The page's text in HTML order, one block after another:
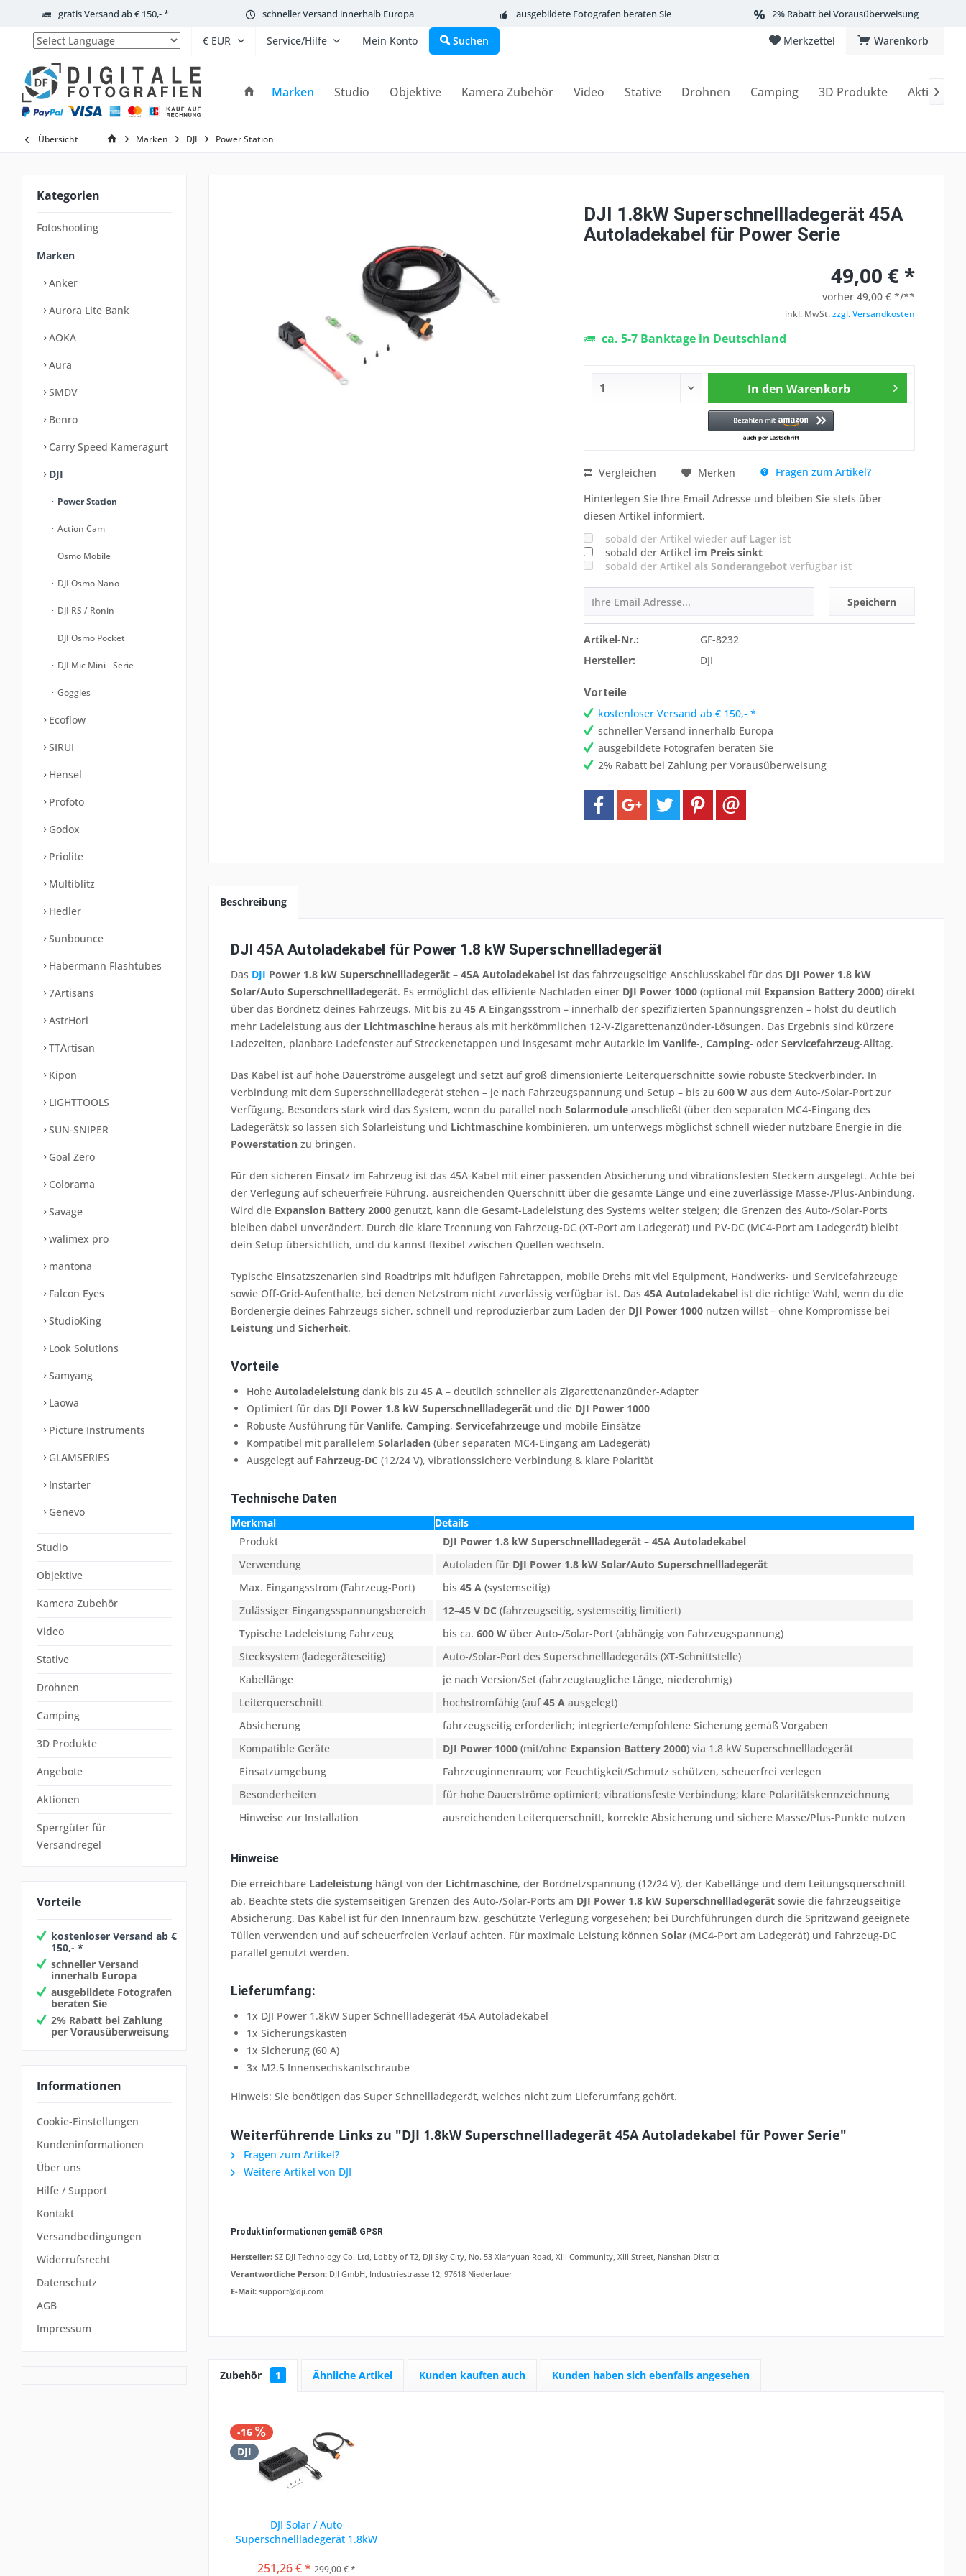
gratis Versand ab € 150,- * schneller Versand innerhalb Europa ausgebildete Fotografen beraten Sie 2% Rabatt bei Vorausüberweisung
Powered by
Warenkorb
Merkzettel
Service/Hilfe Mein Konto Suchen
Marken Studio Objektive Kamera Zubehör Video Stative Drohnen Camping 3D Produkte Aktionen

Übersicht Marken DJI Power Station
Kategorien
Fotoshooting
Marken
Anker
Aurora Lite Bank
AOKA
Aura
SMDV
Benro
Carry Speed Kameragurt
DJI
Power Station
Action Cam
Osmo Mobile
DJI Osmo Nano
DJI RS / Ronin
DJI Osmo Pocket
DJI Mic Mini - Serie
Goggles
Ecoflow
SIRUI
Hensel
Profoto
Godox
Priolite
Multiblitz
Hedler
Sunbounce
Habermann Flashtubes
7Artisans
AstrHori
TTArtisan
Kipon
LIGHTTOOLS
SUN-SNIPER
Goal Zero
Colorama
Savage
walimex pro
mantona
Falcon Eyes
StudioKing
Look Solutions
Samyang
Laowa
Picture Instruments
GLAMSERIES
Instarter
Genevo
Studio
Objektive
Kamera Zubehör
Video
Stative
Drohnen
Camping
3D Produkte
Angebote
Aktionen
Sperrgüter für
Versandregel
Vorteile
kostenloser Versand ab €
150,- *
schneller Versand
innerhalb Europa
ausgebildete Fotografen
beraten Sie
2% Rabatt bei Zahlung
per Vorausüberweisung
Informationen
Cookie-Einstellungen
Kundeninformationen
Über uns
Hilfe / Support
Kontakt
Versandbedingungen
Widerrufsrecht
Datenschutz
AGB
Impressum
DJI 1.8kW Superschnellladegerät 45A
Autoladekabel für Power Serie
49,00 € *
vorher49,00 € */**
inkl. MwSt.zzgl. Versandkosten
ca. 5-7 Banktage in Deutschland
In den Warenkorb
Vergleichen Merken
Fragen zum Artikel?
Hinterlegen Sie Ihre Email Adresse und bleiben Sie stets über
diesen Artikel informiert.
sobald der Artikel wieder auf Lagerist
sobald der Artikel im Preis sinkt
sobald der Artikel als Sonderangebotverfügbar ist
Speichern
Artikel-Nr.:
GF-8232
Hersteller:
DJI
Vorteile
kostenloser Versand ab € 150,- *
schneller Versand innerhalb Europa
ausgebildete Fotografen beraten Sie
2% Rabatt bei Zahlung per Vorausüberweisung
Beschreibung
DJI 45A Autoladekabel für Power 1.8 kW Superschnellladegerät
Das DJI Power 1.8 kW Superschnellladegerät – 45A Autoladekabel ist das fahrzeugseitige Anschlusskabel für das DJI Power 1.8 kW
Solar/Auto Superschnellladegerät. Es ermöglicht das effiziente Nachladen einer DJI Power 1000 (optional mit Expansion Battery 2000) direkt
über das Bordnetz deines Fahrzeugs. Mit bis zu 45 A Eingangsstrom – innerhalb der spezifizierten Spannungsgrenzen – holst du deutlich
mehr Ladeleistung aus der Lichtmaschine heraus als mit herkömmlichen 12-V-Zigarettenanzünder-Lösungen. Das Ergebnis sind kürzere
Ladezeiten, planbare Ladefenster auf Streckenetappen und insgesamt mehr Autarkie im Vanlife-, Camping- oder Servicefahrzeug-Alltag.
Das Kabel ist auf hohe Dauerströme ausgelegt und setzt auf groß dimensionierte Leiterquerschnitte sowie robuste Steckverbinder. In
Verbindung mit dem Superschnellladegerät stehen – je nach Fahrzeugspannung und Setup – bis zu 600 W aus dem Auto-/Solar-Port zur
Verfügung. Besonders stark wird das System, wenn du parallel noch Solarmodule anschließt (über den separaten MC4-Eingang des
Ladegeräts); so lassen sich Solarleistung und Lichtmaschine kombinieren, um unterwegs möglichst schnell wieder nutzbare Energie in die
Powerstation zu bringen.
Für den sicheren Einsatz im Fahrzeug ist das 45A-Kabel mit einer passenden Absicherung und vibrationsfesten Steckern ausgelegt. Achte bei
der Verlegung auf scheuerfreie Führung, ausreichenden Querschnitt über die gesamte Länge und eine zuverlässige Masse-/Plus-Anbindung.
Wird die Expansion Battery 2000 genutzt, kann die Gesamt-Ladeleistung des Systems weiter steigen; die Grenzen des Auto-/Solar-Ports
bleiben dabei unverändert. Durch die klare Trennung von Fahrzeug-DC (XT-Port am Ladegerät) und PV-DC (MC4-Port am Ladegerät) bleibt
dein Setup übersichtlich, und du kannst flexibel zwischen Quellen wechseln.
Typische Einsatzszenarien sind Roadtrips mit häufigen Fahretappen, mobile Drehs mit viel Equip­ment, Handwerks- und Servicefahrzeuge
sowie Off-Grid-Aufenthalte, bei denen Netzstrom nicht zuverlässig verfügbar ist. Das 45A Autoladekabel ist die richtige Wahl, wenn du die
Bordenergie deines Fahrzeugs sicher, schnell und reproduzierbar zum Laden der DJI Power 1000 nutzen willst – ohne Kompromisse bei
Leistung und Sicherheit.
Vorteile
Hohe Autoladeleistung dank bis zu 45 A – deutlich schneller als Zigarettenanzünder-Adapter
Optimiert für das DJI Power 1.8 kW Superschnellladegerät und die DJI Power 1000
Robuste Ausführung für Vanlife, Camping, Servicefahrzeuge und mobile Einsätze
Kompatibel mit parallelem Solarladen (über separaten MC4-Eingang am Ladegerät)
Ausgelegt auf Fahrzeug-DC (12/24 V), vibrationssichere Verbindung & klare Polarität
Technische Daten
Merkmal
Details
Produkt
DJI Power 1.8 kW Superschnellladegerät – 45A Autoladekabel
Verwendung
Autoladen für DJI Power 1.8 kW Solar/Auto Superschnellladegerät
Max. Eingangsstrom (Fahrzeug-Port)
bis 45 A (systemseitig)
Zulässiger Eingangsspannungsbereich
12–45 V DC (fahrzeugseitig, systemseitig limitiert)
Typische Ladeleistung Fahrzeug
bis ca. 600 W über Auto-/Solar-Port (abhängig von Fahrzeugspannung)
Stecksystem (ladegeräteseitig)
Auto-/Solar-Port des Superschnellladegeräts (XT-Schnittstelle)
Kabellänge
je nach Version/Set (fahrzeugtaugliche Länge, niederohmig)
Leiterquerschnitt
hochstromfähig (auf45 A ausgelegt)
Absicherung
fahrzeugseitig erforderlich; integrierte/empfohlene Sicherung gemäß Vorgaben
Kompatible Geräte
DJI Power 1000 (mit/ohne Expansion Battery 2000) via 1.8 kW Superschnellladegerät
Einsatzumgebung
Fahrzeuginnenraum; vor Feuchtigkeit/Schmutz schützen, scheuerfrei verlegen
Besonderheiten
für hohe Dauerströme optimiert; vibrationsfeste Verbindung; klare Polaritätskennzeichnung
Hinweise zur Installation
ausreichenden Leiterquerschnitt, korrekte Absicherung und sichere Masse/Plus-Punkte nutzen
Hinweise
Die erreichbare Ladeleistung hängt von der Lichtmaschine, der Bordnetzspannung (12/24 V), der Kabellänge und dem Leitungsquerschnitt
ab. Beachte stets die systemseitigen Grenzen des Auto-/Solar-Ports am DJI Power 1.8 kW Superschnellladegerät sowie die fahrzeugseitige
Absicherung. Das Kabel ist für den Innenraum bzw. geschützte Verlegung vorgesehen; bei Durchführungen durch die Spritzwand geeignete
Tüllen verwenden und auf scheuerfreien Verlauf achten. Für maximale Leistung können Solar (MC4-Port am Ladegerät) und Fahrzeug-DC
parallel genutzt werden.
Lieferumfang:
1x DJI Power 1.8kW Super Schnellladegerät 45A Autoladekabel
1x Sicherungskasten
1x Sicherung (60 A)
3x M2.5 Innensechskantschraube
Hinweis: Sie benötigen das Super Schnellladegerät, welches nicht zum Lieferumfang gehört.
Weiterführende Links zu "DJI 1.8kW Superschnellladegerät 45A Autoladekabel für Power Serie"
Fragen zum Artikel?
Weitere Artikel von DJI
Produktinformationen gemäß GPSR
Hersteller: SZ DJI Technology Co. Ltd, Lobby of T2, DJI Sky City, No. 53 Xianyuan Road, Xili Community, Xili Street, Nanshan District
Verantwortliche Person: DJI GmbH, Industriestrasse 12, 97618 Niederlauer
E-Mail: support@dji.com
Zubehör 1 Ähnliche Artikel Kunden kauften auch Kunden haben sich ebenfalls angesehen
-16
DJI
DJI Solar / Auto
Superschnellladegerät 1.8kW
251,26 € * 299,00 € *